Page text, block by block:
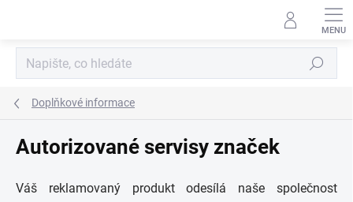
Hledat
Doplňkové informace
Autorizované servisy značek
Váš reklamovaný produkt odesílá naše společnost